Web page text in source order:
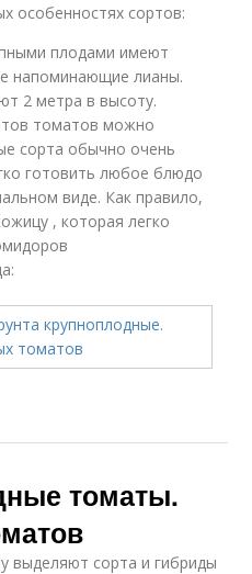
особенностях сортов:
плодами имеют
напоминающие лианы.
2 метра в высоту.
томатов можно
сорта обычно очень
готовить любое блюдо
виде. Как правило,
, которая легко
томаты.
выделяют сорта и гибриды